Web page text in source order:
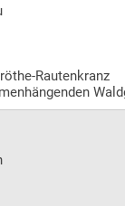
Rautenkranz